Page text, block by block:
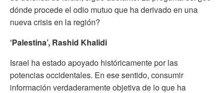
dónde procede el odio mutuo que ha derivado en una
nueva crisis en la región?
‘Palestina’, Rashid Khalidi
Israel ha estado apoyado históricamente por las
potencias occidentales. En ese sentido, consumir
información verdaderamente objetiva de lo que ha